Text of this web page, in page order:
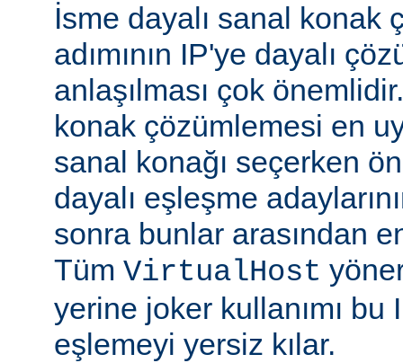
İsme dayalı sanal konak
adımının IP'ye dayalı
anlaşılması çok
konak çözümlemesi en
sanal konağı seçerken
dayalı eşleşme
sonra bunlar arasından
Tüm VirtualHost
yerine joker kullanımı bu
eşlemeyi yersiz kılar.